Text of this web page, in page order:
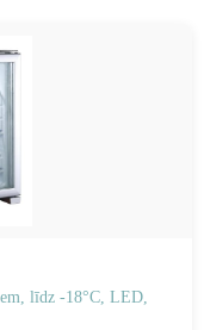
līdz -18°C, LED,